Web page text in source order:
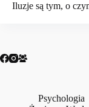
Iluzje są tym, o
Psychologia